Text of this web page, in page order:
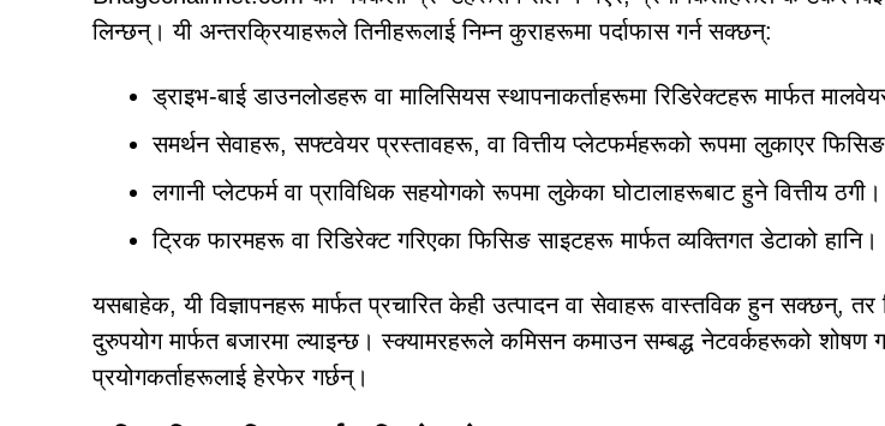
लिन्छन्। यी अन्तरक्रियाहरूले तिनीहरूलाई निम्न कुराहरूमा पर्दाफास गर्न सक्छन्:
ड्राइभ-बाई डाउनलोडहरू वा मालिसियस स्थापनाकर्ताहरूमा रिडिरेक्टहरू मार्फत
समर्थन सेवाहरू, सफ्टवेयर प्रस्तावहरू, वा वित्तीय प्लेटफर्महरूको रूपमा लुकाएर
लगानी प्लेटफर्म वा प्राविधिक सहयोगको रूपमा लुकेका घोटालाहरूबाट हुने वित्तीय ठगी।
ट्रिक फारमहरू वा रिडिरेक्ट गरिएका फिसिङ साइटहरू मार्फत व्यक्तिगत डेटाको हानि।
यसबाहेक, यी विज्ञापनहरू मार्फत प्रचारित केही उत्पादन वा सेवाहरू वास्तविक हुन सक्छन्, तर
दुरुपयोग मार्फत बजारमा ल्याइन्छ। स्क्यामरहरूले कमिसन कमाउन सम्बद्ध नेटवर्कहरूको शोषण
प्रयोगकर्ताहरूलाई हेरफेर गर्छन्।